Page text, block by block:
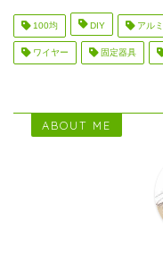
100均 DIY アルミ
ワイヤー 固定器具
ABOUT ME